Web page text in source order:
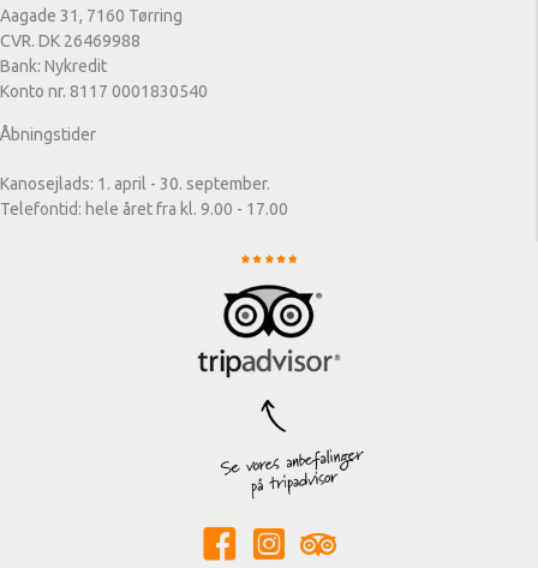
Aagade 31, 7160 Tørring
CVR. DK 26469988
Bank: Nykredit
Konto nr. 8117 0001830540
Åbningstider
Kanosejlads: 1. april - 30. september.
Telefontid: hele året fra kl. 9.00 - 17.00